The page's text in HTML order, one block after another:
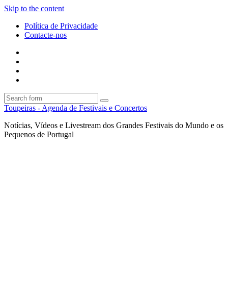
Skip to the content
Política de Privacidade
Contacte-nos
Search
Toupeiras - Agenda de Festivais e Concertos
Notícias, Vídeos e Livestream dos Grandes Festivais do Mundo e os
Pequenos de Portugal